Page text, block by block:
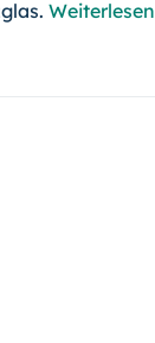
Weiterlesen